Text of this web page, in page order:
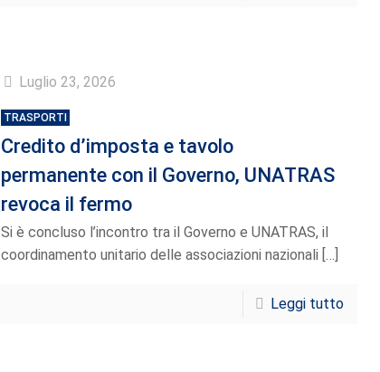
Luglio 23, 2026
TRASPORTI
Credito d’imposta e tavolo
permanente con il Governo, UNATRAS
revoca il fermo
Si è concluso l’incontro tra il Governo e UNATRAS, il
coordinamento unitario delle associazioni nazionali […]
Leggi tutto